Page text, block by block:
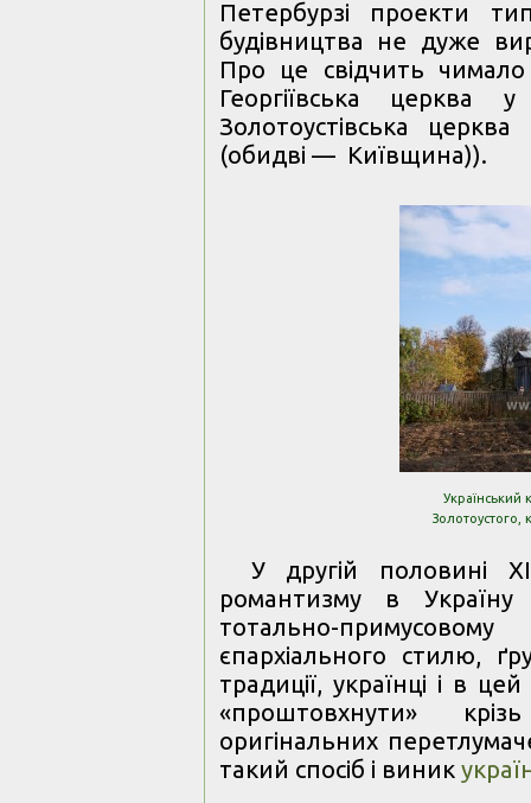
Петербурзі проекти
будівництва не дуже
Про це свідчить
Георгіївська церква
Золотоустівська
(обидві — Київщина)).
Український
Золотоустого,
У другій половині
романтизму в
тотально-
єпархіального стилю,
традиції, українці і в
«проштовхнути»
оригінальних
такий спосіб і виник